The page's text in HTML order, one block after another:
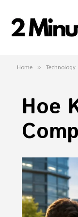
Home » Technology
Hoe